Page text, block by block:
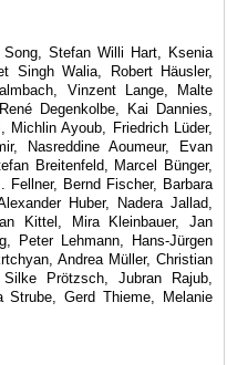
Stefan Willi Hart, Ksenia
Singh Walia, Robert Häusler,
Vinzent Lange, Malte
Degenkolbe, Kai Dannies,
Michlin Ayoub, Friedrich Lüder,
Nasreddine Aoumeur, Evan
Breitenfeld, Marcel Bünger,
Bernd Fischer, Barbara
Huber, Nadera Jallad,
Kittel, Mira Kleinbauer, Jan
Peter Lehmann, Hans-Jürgen
Andrea Müller, Christian
Prötzsch, Jubran Rajub,
Strube, Gerd Thieme, Melanie